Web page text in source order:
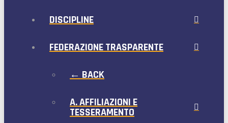
DISCIPLINE
FEDERAZIONE TRASPARENTE
← BACK
A. AFFILIAZIONI E
TESSERAMENTO